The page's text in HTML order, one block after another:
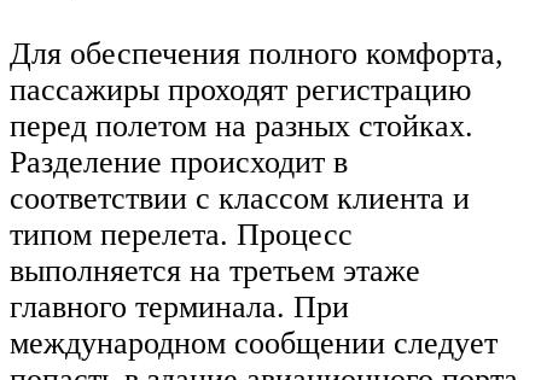
Для обеспечения полного комфорта,
пассажиры проходят регистрацию
перед полетом на разных стойках.
Разделение происходит в
соответствии с классом клиента и
типом перелета. Процесс
выполняется на третьем этаже
главного терминала. При
международном сообщении следует